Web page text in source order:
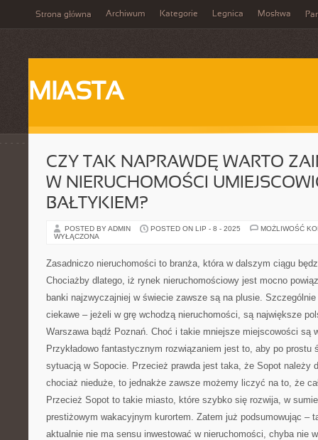
Strona główna Archiwum Kategorie Legnica Moskwa
MIASTA
CZY TAK NAPRAWDĘ WARTO
W NIERUCHOMOŚCI
BAŁTYKIEM?
POSTED BY ADMIN POSTED ON LIP - 8 - 2025
MOŻLIWOŚĆ
WYŁĄCZONA
Zasadniczo nieruchomości to branża, która w dalszym ciągu
Chociażby dlatego, iż rynek nieruchomościowy jest mocno
banki najzwyczajniej w świecie zawsze są na plusie.
ciekawe – jeżeli w grę wchodzą nieruchomości, są największe
Warszawa bądź Poznań. Choć i takie mniejsze miejscowości są
Przykładowo fantastycznym rozwiązaniem jest to, aby po prostu
sytuacją w Sopocie. Przecież prawda jest taka, że Sopot należy
chociaż nieduże, to jednakże zawsze możemy liczyć na to, że
Przecież Sopot to takie miasto, które szybko się rozwija, w
prestiżowym wakacyjnym kurortem. Zatem już podsumowując –
aktualnie nie ma sensu inwestować w nieruchomości, chyba nie